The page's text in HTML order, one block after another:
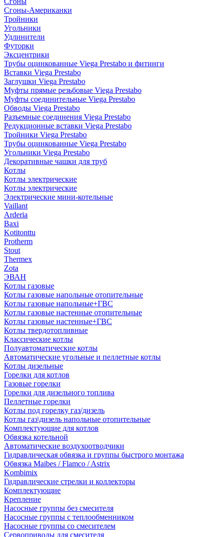
Сгоны-Американки
Тройники
Угольники
Удлинители
Футорки
Эксцентрики
Трубы оцинкованные Viega Prestabo и фитинги
Вставки Viega Prestabo
Заглушки Viega Prestabo
Муфты прямые резьбовые Viega Prestabo
Муфты соединительные Viega Prestabo
Обводы Viega Prestabo
Разъемные соединения Viega Prestabo
Редукционные вставки Viega Prestabo
Тройники Viega Prestabo
Трубы оцинкованные Viega Prestabo
Угольники Viega Prestabo
Декоративные чашки для труб
Котлы
Котлы электрические
Котлы электрические
Электрические мини-котельные
Vaillant
Arderia
Baxi
Kotitonttu
Protherm
Stout
Thermex
Zota
ЭВАН
Котлы газовые
Котлы газовые напольные отопительные
Котлы газовые напольные+ГВС
Котлы газовые настенные отопительные
Котлы газовые настенные+ГВС
Котлы твердотопливные
Классические котлы
Полуавтоматические котлы
Автоматические угольные и пеллетные котлы
Котлы дизельные
Горелки для котлов
Газовые горелки
Горелки для дизельного топлива
Пеллетные горелки
Котлы под горелку газ/дизель
Котлы газ\дизель напольные отопительные
Комплектующие для котлов
Обвязка котельной
Автоматические воздухоотводчики
Гидравлическая обвязка и группы быстрого монтажа
Обвязка Maibes / Flamco / Astrix
Kombimix
Гидравлические стрелки и коллекторы
Комплектующие
Крепление
Насосные группы без смесителя
Насосные группы с теплообменником
Насосные группы со смесителем
Сервоприводы для смесителя